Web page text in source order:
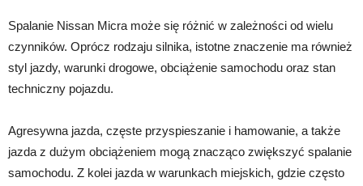
Spalanie Nissan Micra może się różnić w zależności od wielu
czynników. Oprócz rodzaju silnika, istotne znaczenie ma również
styl jazdy, warunki drogowe, obciążenie samochodu oraz stan
techniczny pojazdu.
Agresywna jazda, częste przyspieszanie i hamowanie, a także
jazda z dużym obciążeniem mogą znacząco zwiększyć spalanie
samochodu. Z kolei jazda w warunkach miejskich, gdzie często